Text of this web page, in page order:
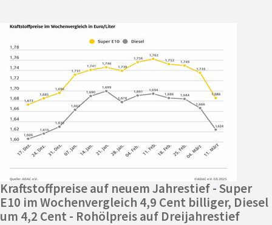
Kraftstoffpreise auf neuem Jahrestief - Super
E10 im Wochenvergleich 4,9 Cent billiger, Diesel
um 4,2 Cent - Rohölpreis auf Dreijahrestief